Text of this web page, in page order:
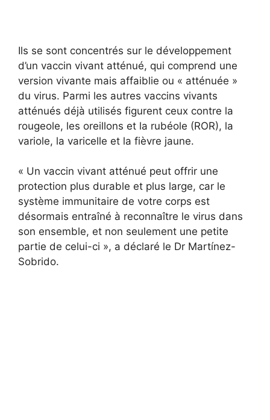
Ils se sont concentrés sur le développement
d’un vaccin vivant atténué, qui comprend une
version vivante mais affaiblie ou « atténuée »
du virus. Parmi les autres vaccins vivants
atténués déjà utilisés figurent ceux contre la
rougeole, les oreillons et la rubéole (ROR), la
variole, la varicelle et la fièvre jaune.
« Un vaccin vivant atténué peut offrir une
protection plus durable et plus large, car le
système immunitaire de votre corps est
désormais entraîné à reconnaître le virus dans
son ensemble, et non seulement une petite
partie de celui-ci », a déclaré le Dr Martínez-
Sobrido.